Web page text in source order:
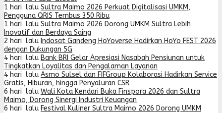
1 hari lalu Sultra Maimo 2026 Perkuat Digitalisasi UMKM,
Pengguna QRIS Tembus 350 Ribu
1 hari lalu Sultra Maimo 2026 Dorong UMKM Sultra Lebih
Inovatif dan Berdaya Saing
2 hari lalu Indosat Gandeng HoYoverse Hadirkan HoYo FEST 2026
dengan Dukungan 5G
4 hari lalu Bank BRI Gelar Apresiasi Nasabah Pensiunan untuk
Tingkatkan Loyalitas dan Pengalaman Layanan
4 hari lalu Asmo Sulsel dan FIFGroup Kolaborasi Hadirkan Service
Gratis, Hiburan, hingga Penyaluran CSR
6 hari lalu Wali Kota Kendari Buka Finspora 2026 dan Sultra
Maimo, Dorong Sinergi Industri Keuangan
6 hari lalu Festival Kuliner Sultra Maimo 2026 Dorong UMKM